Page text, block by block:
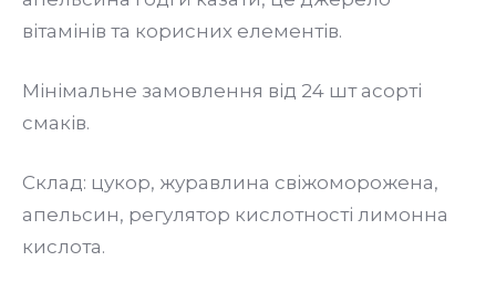
вітамінів та корисних елементів.
Мінімальне замовлення від 24 шт асорті
смаків.
Склад: цукор, журавлина свіжоморожена,
апельсин, регулятор кислотності лимонна
кислота.